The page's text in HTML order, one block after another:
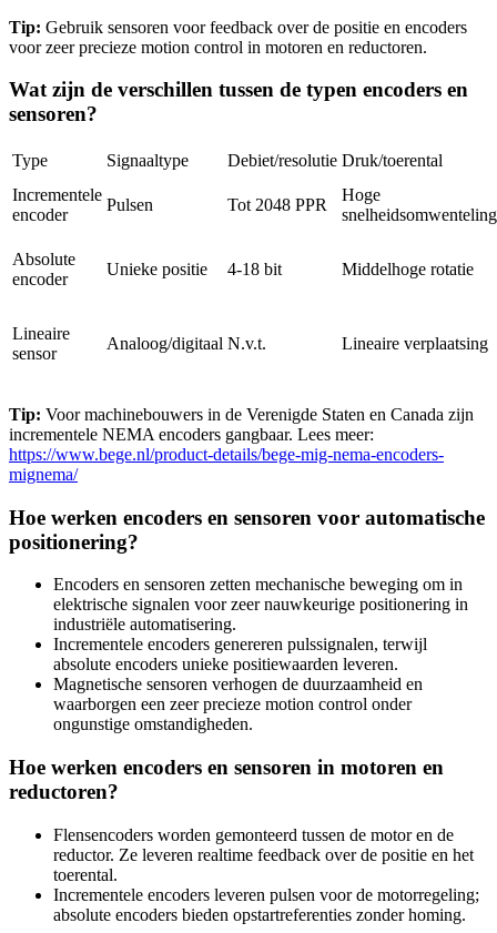
Tip: Gebruik sensoren voor feedback over de positie en encoders
voor zeer precieze motion control in motoren en reductoren.
Wat zijn de verschillen tussen de typen encoders en
sensoren?
Type Signaaltype Debiet/resolutie Druk/toerental
Incrementele
encoder
Pulsen Tot 2048 PPR
Hoge
snelheidsomwenteling
Absolute
encoder
Unieke positie 4-18 bit Middelhoge rotatie
Lineaire
sensor
Analoog/digitaal N.v.t. Lineaire verplaatsing
Tip: Voor machinebouwers in de Verenigde Staten en Canada zijn
incrementele NEMA encoders gangbaar. Lees meer:
https://www.bege.nl/product-details/bege-mig-nema-encoders-
mignema/
Hoe werken encoders en sensoren voor automatische
positionering?
Encoders en sensoren zetten mechanische beweging om in
elektrische signalen voor zeer nauwkeurige positionering in
industriële automatisering.
Incrementele encoders genereren pulssignalen, terwijl
absolute encoders unieke positiewaarden leveren.
Magnetische sensoren verhogen de duurzaamheid en
waarborgen een zeer precieze motion control onder
ongunstige omstandigheden.
Hoe werken encoders en sensoren in motoren en
reductoren?
Flensencoders worden gemonteerd tussen de motor en de
reductor. Ze leveren realtime feedback over de positie en het
toerental.
Incrementele encoders leveren pulsen voor de motorregeling;
absolute encoders bieden opstartreferenties zonder homing.